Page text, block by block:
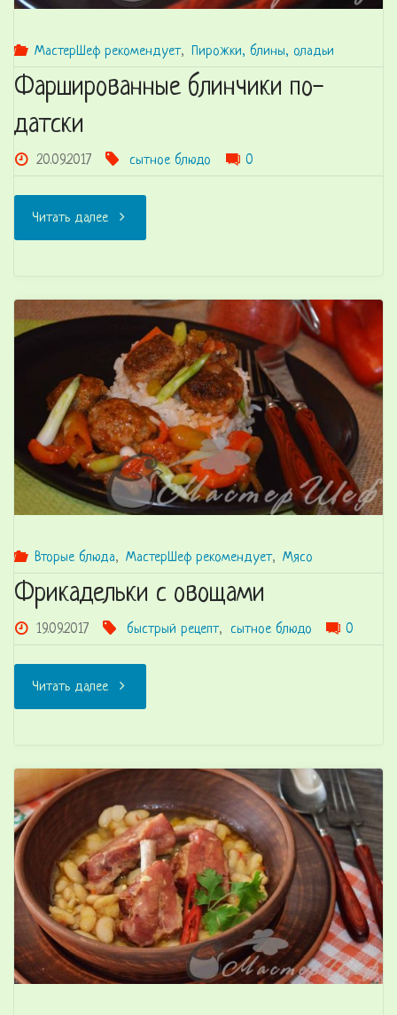
МастерШеф рекомендует, Пирожки, блины, оладьи
Фаршированные блинчики по-
датски
20.09.2017 сытное блюдо 0
Читать далее"Фаршированные
по-
датски"
Вторые блюда, МастерШеф рекомендует, Мясо
Фрикадельки с овощами
19.09.2017 быстрый рецепт, сытное блюдо 0
Читать далее"Фрикадельки
овощами"